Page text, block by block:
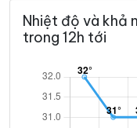
Nhiệt độ và khả
trong 12h tới